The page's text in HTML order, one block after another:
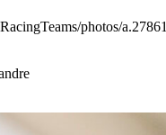
photos/